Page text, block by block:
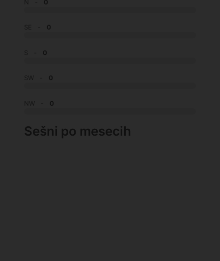
N - 0
SE - 0
S - 0
SW - 0
NW - 0
Sešni po mesecih